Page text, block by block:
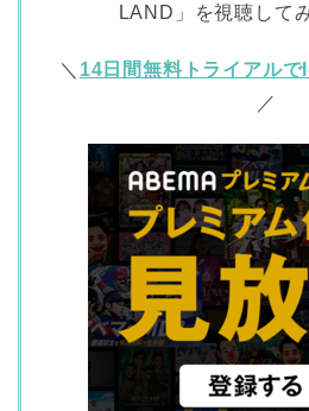
LAND」を視聴して
＼ 14日間無料トライアル
／